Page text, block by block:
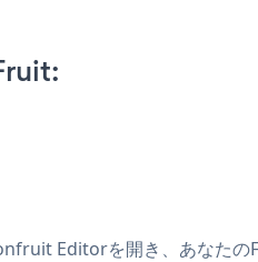
Editorを開き、あなたの